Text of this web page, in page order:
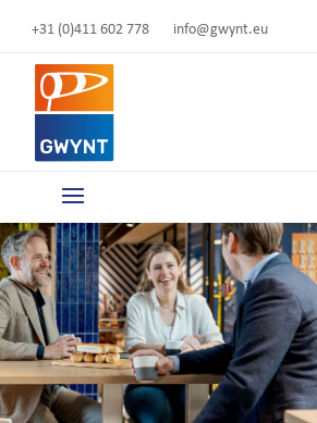
+31 (0)411 602 778 info@gwynt.eu